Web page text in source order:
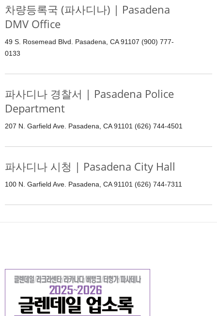
차량등록국 (파사디나) | Pasadena
DMV Office
49 S. Rosemead Blvd. Pasadena, CA 91107 (900) 777-
0133
파사디나 경찰서 | Pasadena Police
Department
207 N. Garfield Ave. Pasadena, CA 91101 (626) 744-4501
파사디나 시청 | Pasadena City Hall
100 N. Garfield Ave. Pasadena, CA 91101 (626) 744-7311